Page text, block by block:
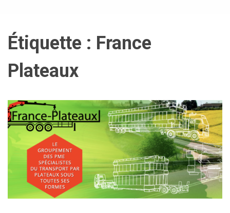
Étiquette : France
Plateaux